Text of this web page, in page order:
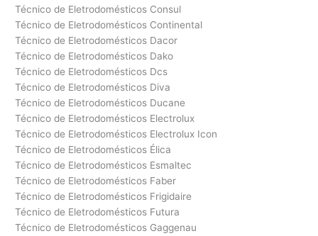
Técnico de Eletrodomésticos Consul
Técnico de Eletrodomésticos Continental
Técnico de Eletrodomésticos Dacor
Técnico de Eletrodomésticos Dako
Técnico de Eletrodomésticos Dcs
Técnico de Eletrodomésticos Diva
Técnico de Eletrodomésticos Ducane
Técnico de Eletrodomésticos Electrolux
Técnico de Eletrodomésticos Electrolux Icon
Técnico de Eletrodomésticos Élica
Técnico de Eletrodomésticos Esmaltec
Técnico de Eletrodomésticos Faber
Técnico de Eletrodomésticos Frigidaire
Técnico de Eletrodomésticos Futura
Técnico de Eletrodomésticos Gaggenau